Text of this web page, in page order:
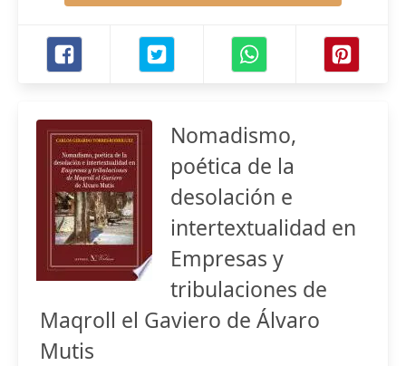
Nomadismo,
poética de la
desolación e
intertextualidad en
Empresas y
tribulaciones de
Maqroll el Gaviero de Álvaro
Mutis